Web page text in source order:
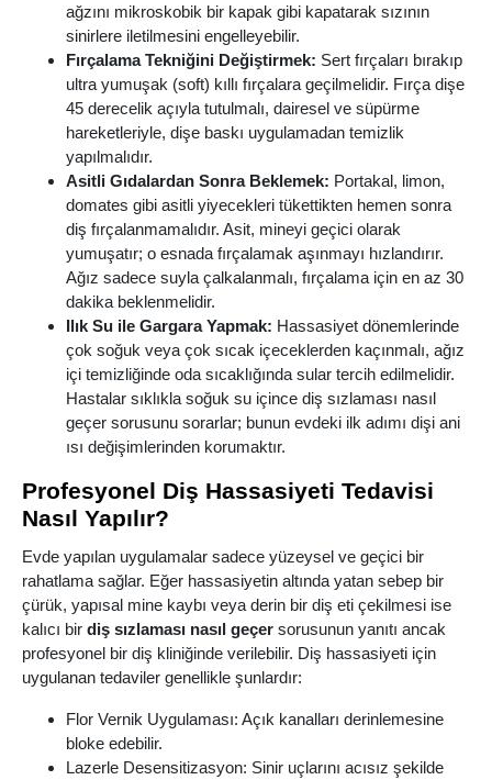
ağzını mikroskobik bir kapak gibi kapatarak sızının
sinirlere iletilmesini engelleyebilir.
Fırçalama Tekniğini Değiştirmek: Sert fırçaları bırakıp
ultra yumuşak (soft) kıllı fırçalara geçilmelidir. Fırça dişe
45 derecelik açıyla tutulmalı, dairesel ve süpürme
hareketleriyle, dişe baskı uygulamadan temizlik
yapılmalıdır.
Asitli Gıdalardan Sonra Beklemek: Portakal, limon,
domates gibi asitli yiyecekleri tükettikten hemen sonra
diş fırçalanmamalıdır. Asit, mineyi geçici olarak
yumuşatır; o esnada fırçalamak aşınmayı hızlandırır.
Ağız sadece suyla çalkalanmalı, fırçalama için en az 30
dakika beklenmelidir.
Ilık Su ile Gargara Yapmak: Hassasiyet dönemlerinde
çok soğuk veya çok sıcak içeceklerden kaçınmalı, ağız
içi temizliğinde oda sıcaklığında sular tercih edilmelidir.
Hastalar sıklıkla soğuk su içince diş sızlaması nasıl
geçer sorusunu sorarlar; bunun evdeki ilk adımı dişi ani
ısı değişimlerinden korumaktır.
Profesyonel Diş Hassasiyeti Tedavisi
Nasıl Yapılır?
Evde yapılan uygulamalar sadece yüzeysel ve geçici bir
rahatlama sağlar. Eğer hassasiyetin altında yatan sebep bir
çürük, yapısal mine kaybı veya derin bir diş eti çekilmesi ise
kalıcı bir diş sızlaması nasıl geçer sorusunun yanıtı ancak
profesyonel bir diş kliniğinde verilebilir. Diş hassasiyeti için
uygulanan tedaviler genellikle şunlardır:
Flor Vernik Uygulaması: Açık kanalları derinlemesine
bloke edebilir.
Lazerle Desensitizasyon: Sinir uçlarını acısız şekilde